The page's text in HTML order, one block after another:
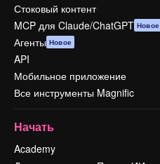
Стоковый контент
MCP для Claude/ChatGPT Новое
Агенты Новое
API
Мобильное приложение
Все инструменты Magnific
Начать
Academy